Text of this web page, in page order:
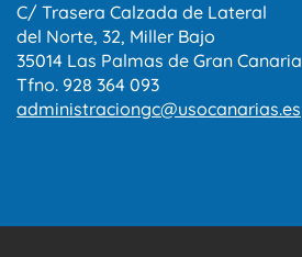
C/ Trasera Calzada de Lateral
del Norte, 32, Miller Bajo
35014 Las Palmas de Gran Canaria
Tfno. 928 364 093
administraciongc@usocanarias.es